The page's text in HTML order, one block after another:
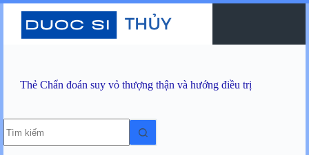
Chuyển
Thẻ Chẩn đoán suy vỏ thượng thận và hướng điều trị
có
kết